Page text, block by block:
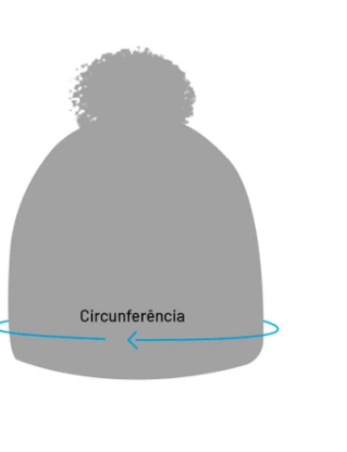
A matéria-prima deste produto conta com uma
criteriosa para proporcionar qualidade, resistência,
durabilidade e conforto. Além disso, há um grande
com a preservação do meio ambiente e os impactos
ambientais, envolvendo atividades que envolvem
áreas de floresta nativa e de reflorestamento. Por
possui o Selo Prata do Programa Brasileiro GhG
Inventário Corporativo de Emissões de Gases de Efeito
Estufa, além de receber o selo “carbono zero”.